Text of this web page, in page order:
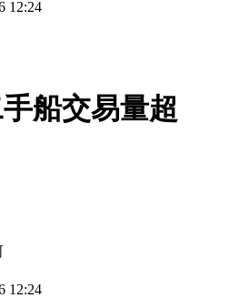
12:24
船交易量超
12:24